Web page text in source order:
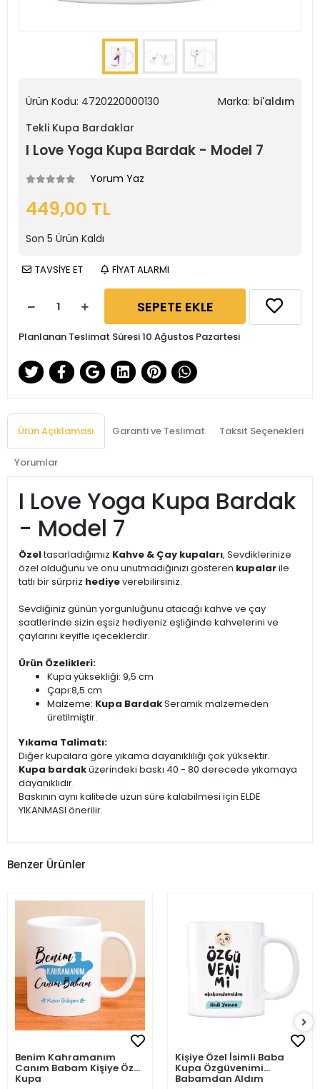
Ürün Kodu: 4720220000130 Marka: bi'aldım
Tekli Kupa Bardaklar
I Love Yoga Kupa Bardak - Model 7
Yorum Yaz
449,00 TL
Son 5 Ürün Kaldı
TAVSİYE ET FİYAT ALARMI
SEPETE EKLE
Planlanan Teslimat Süresi 10 Ağustos Pazartesi
Ürün Açıklaması Garanti ve Teslimat Taksit Seçenekleri
Yorumlar
I Love Yoga Kupa Bardak
- Model 7
Özeltasarladığımız Kahve & Çay kupaları, Sevdiklerinize
özel olduğunu ve onu unutmadığınızı gösteren kupalarile
tatlı bir sürpriz hediyeverebilirsiniz.
Sevdiğiniz günün yorgunluğunu atacağı kahve ve çay
saatlerinde sizin eşsiz hediyeniz eşliğinde kahvelerini ve
çaylarını keyifle içeceklerdir.
Ürün Özelikleri:
Kupa yüksekliği: 9,5 cm
Çapı:8,5 cm
Malzeme: Kupa BardakSeramik malzemeden
üretilmiştir.
Yıkama Talimatı:
Diğer kupalara göre yıkama dayanıklılığı çok yüksektir.
Kupa bardaküzerindeki baskı 40 - 80 derecede yıkamaya
dayanıklıdır.
Baskının aynı kalitede uzun süre kalabilmesi için ELDE
YIKANMASI önerilir.
Benzer Ürünler
Benim Kahramanım
Canım Babam Kişiye Özel
Kupa
Kişiye Özel İsimli Baba
Kupa Özgüvenimi
Babamdan Aldım